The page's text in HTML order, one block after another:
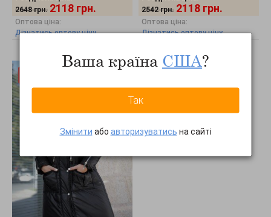
2648 грн. 2118 грн.
Оптова ціна:
Дізнатись оптову ціну
2542 грн. 2118 грн.
Оптова ціна:
Дізнатись оптову ціну
Ваша країна США?
Так
Змінити або авторизуватись на сайті